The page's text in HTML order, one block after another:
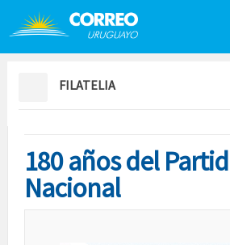
Saltar al contenido
FILATELIA
180 años del
Nacional